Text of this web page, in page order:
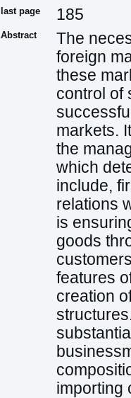
last page 185
Abstract
The
foreign
these
control of
markets.
the
which
include,
relations
is
goods
features
creation
importing